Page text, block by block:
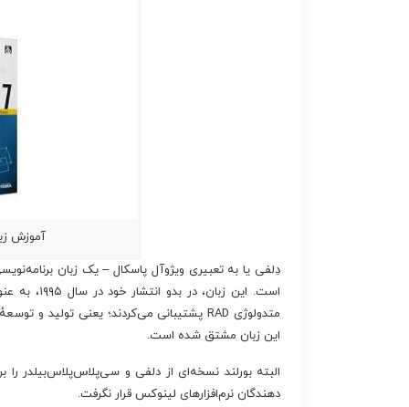
آموزش
دِلفی یا به تعبیری ویژوآل پاسکال – یک زبان
است. این
متدولوژی RADپشتیبانی می‌کردند؛ یعنی تولید و توسعهٔ
این زبان مشتق شده است.
البته بورلند نسخه‌ای از دلفی و سی‌پلاس‌پلاس‌بیلدر
دهندگان نرم‌افزارهای لینوکس قرار نگرفت.